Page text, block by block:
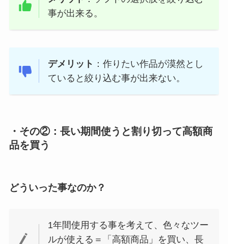
事が出来る。
デメリット ：作りたい作品が漠然とし
ていると絞り込む事が出来ない。
・その②：長い期間使うと割り切って高額商
品を買う
どういった事なのか？
1年間使用する事を考えて、色々なツー
ルが使える＝「高額商品」を買い、長